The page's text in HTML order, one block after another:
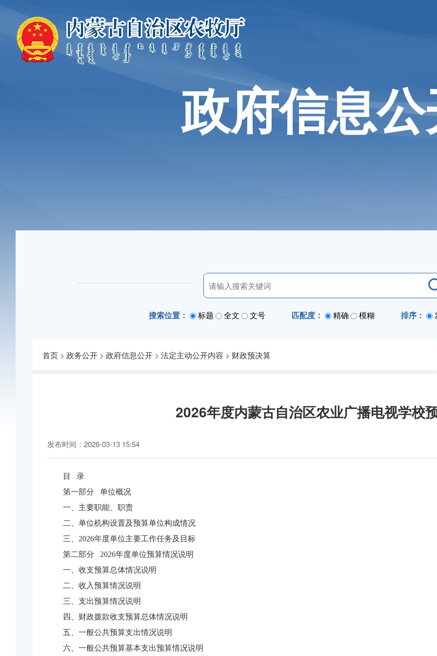
政府信息
搜索位置： 标题 全文 文号 匹配度： 精确 模糊 排序：
首页 > 政务公开 > 政府信息公开 > 法定主动公开内容 > 财政预决算
2026年度内蒙古自治区农业广播电视学校
发布时间：2026-03-13 15:54
目 录
第一部分 单位概况
一、主要职能、职责
二、单位机构设置及预算单位构成情况
三、2026年度单位主要工作任务及目标
第二部分 2026年度单位预算情况说明
一、收支预算总体情况说明
二、收入预算情况说明
三、支出预算情况说明
四、财政拨款收支预算总体情况说明
五、一般公共预算支出情况说明
六、一般公共预算基本支出预算情况说明